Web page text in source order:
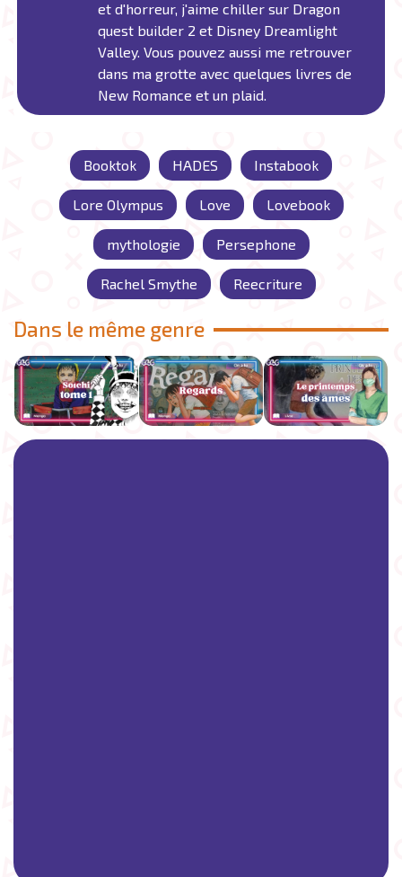
et d'horreur, j'aime chiller sur Dragon
quest builder 2 et Disney Dreamlight
Valley. Vous pouvez aussi me retrouver
dans ma grotte avec quelques livres de
New Romance et un plaid.
Booktok HADES Instabook
Lore Olympus Love Lovebook
mythologie Persephone
Rachel Smythe Reecriture
Dans le même genre